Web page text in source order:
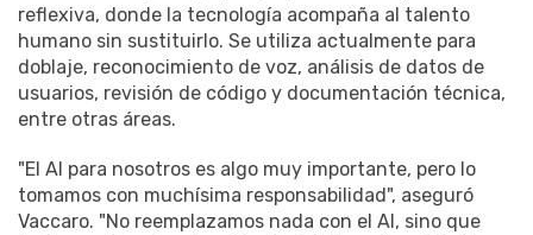
reflexiva, donde la tecnología acompaña al talento
humano sin sustituirlo. Se utiliza actualmente para
doblaje, reconocimiento de voz, análisis de datos de
usuarios, revisión de código y documentación técnica,
entre otras áreas.
"El AI para nosotros es algo muy importante, pero lo
tomamos con muchísima responsabilidad", aseguró
Vaccaro. "No reemplazamos nada con el AI, sino que